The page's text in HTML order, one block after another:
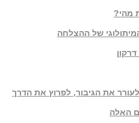
מהי?
של ההצלחה
את הגיבור, לפרוץ את הדרך
האלה